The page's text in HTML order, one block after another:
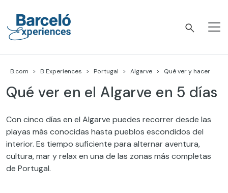
content
B.com B Experiences Portugal Algarve Qué ver y hacer
Qué ver en el Algarve en 5 días
Con cinco días en el Algarve puedes recorrer desde las
playas más conocidas hasta pueblos escondidos del
interior. Es tiempo suficiente para alternar aventura,
cultura, mar y relax en una de las zonas más completas
de Portugal.